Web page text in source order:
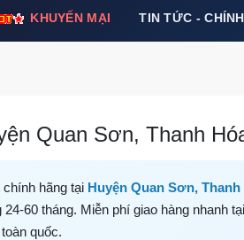
KHUYẾN MẠI TIN TỨC -
Quan Sơn, Thanh
hãng tại Huyện Quan Sơn, Thanh
24-60 tháng. Miễn phí giao hàng nhanh
quốc.